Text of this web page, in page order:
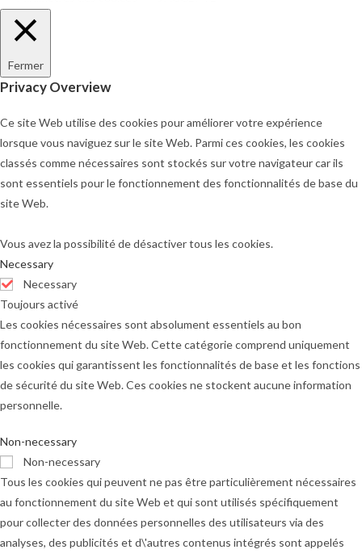
Fermer
Privacy Overview
Ce site Web utilise des cookies pour améliorer votre expérience
lorsque vous naviguez sur le site Web. Parmi ces cookies, les cookies
classés comme nécessaires sont stockés sur votre navigateur car ils
sont essentiels pour le fonctionnement des fonctionnalités de base du
site Web.
Vous avez la possibilité de désactiver tous les cookies.
Necessary
Necessary
Toujours activé
Les cookies nécessaires sont absolument essentiels au bon
fonctionnement du site Web. Cette catégorie comprend uniquement
les cookies qui garantissent les fonctionnalités de base et les fonctions
de sécurité du site Web. Ces cookies ne stockent aucune information
personnelle.
Non-necessary
Non-necessary
Tous les cookies qui peuvent ne pas être particulièrement nécessaires
au fonctionnement du site Web et qui sont utilisés spécifiquement
pour collecter des données personnelles des utilisateurs via des
analyses, des publicités et d\'autres contenus intégrés sont appelés